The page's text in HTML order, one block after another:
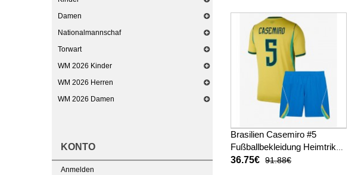
Damen
Nationalmannschaf
Torwart
WM 2026 Kinder
WM 2026 Herren
WM 2026 Damen
KONTO
Anmelden
Brasilien Casemiro #5
Fußballbekleidung Heimtrikot
Kinder WM 2026 Kurzarm (+
36.75€ 91.88€